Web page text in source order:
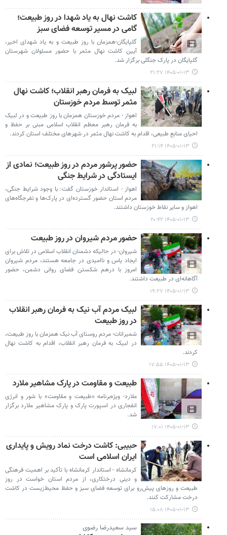
کاشت نهال به یاد شهدا در روز طبیعت؛
گامی در مسیر توسعه فضای سبز
گلپایگان-همزمان با روز طبیعت و به یاد شهدای اخیر،
آیین کاشت نهال مثمر با حضور مسئولان شهرستان
گلپایگان در پارک جنگلی برگزار شد.
۱۴۰۵-۰۱-۱۳ ۲۱:۲۷
لبیک به فرمان رهبر انقلاب؛ کاشت نهال
مثمر توسط مردم خوزستان
اهواز - مردم خوزستان همزمان با روز طبیعت و در لبیک
به فرمان رهبر معظم انقلاب اسلامی مبنی بر حفظ و
احیای منابع طبیعی، اقدام به کاشت نهال مثمر در شهرهای مختلف استان کردند.
۱۴۰۵-۰۱-۱۳ ۲۱:۱۴
حضور پرشور مردم در روز طبیعت؛ نمادی از
ایستادگی در شرایط جنگی
اهواز - استاندار خوزستان گفت: با وجود شرایط جنگی،
مردم استان حضور گسترده‌ای در پارک‌ها و تفرجگاه‌های
اهواز و سایر نقاط خوزستان داشتند.
۱۴۰۵-۰۱-۱۳ ۲۰:۴۲
حضور مردم شیروان در روز طبیعت
شیروان- در حالیکه دشمنان انقلاب اسلامی در تلاش برای
ایجاد یاس و ناامیدی در جامعه هستند، مردم شیروان
امروز با درهم شکستن فضای روانی دشمن، حضور
آگاهانه‌ای در طبیعت داشتند.
۱۴۰۵-۰۱-۱۳ ۱۹:۲۷
لبیک مردم آب نیک به فرمان رهبر انقلاب
در روز طبیعت
شمیرانات- مردم روستای آب نیک همزمان با روز طبیعت،
در لبیک به فرمان رهبر انقلاب، اقدام به کاشت نهال
کردند.
۱۴۰۵-۰۱-۱۳ ۱۷:۵۵
طبیعت و مقاومت در پارک مشاهیر ملارد
ملارد- ویژه‌برنامه «طبیعت و مقاومت» با شور و انرژی
انفجاری در اسپورت پارک و پارک مشاهیر ملارد برگزار
شد.
۱۴۰۵-۰۱-۱۳ ۱۷:۰۱
حبیبی: کاشت درخت نماد رویش و پایداری
ایران اسلامی است
کرمانشاه - استاندار کرمانشاه با تأکید بر اهمیت فرهنگی
و دینی درختکاری، از مردم استان خواست در روز
طبیعت و روزهای پیش‌رو برای توسعه فضای سبز و حفظ محیط‌زیست در کاشت
درخت مشارکت کنند.
۱۴۰۵-۰۱-۱۳ ۱۵:۰۸
سید سعیدرضا رضوی